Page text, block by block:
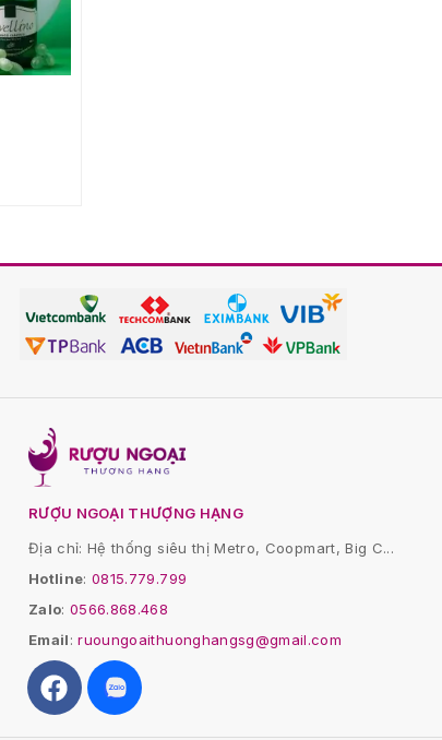
RƯỢU NGOẠI THƯỢNG HẠNG
Địa chỉ: Hệ thống siêu thị Metro, Coopmart, Big C...
Hotline:0815.779.799
Zalo: 0566.868.468
Email:ruoungoaithuonghangsg@gmail.com